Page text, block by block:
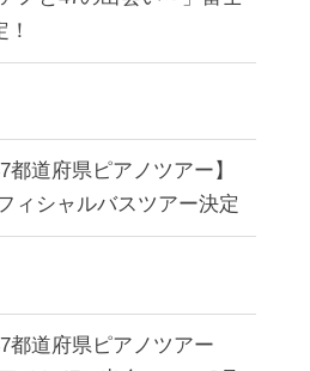
都道府県ピアノツアー】
ィシャルバスツアー決定
都道府県ピアノツアー